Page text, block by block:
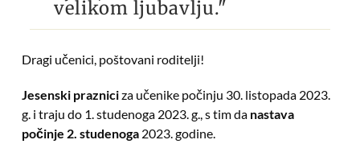
velikom ljubavlju."
Dragi učenici, poštovani roditelji!
Jesenski prazniciza učenike počinju 30. listopada 2023.
g. i traju do 1. studenoga 2023. g., s tim da nastava
počinje 2. studenoga2023. godine.